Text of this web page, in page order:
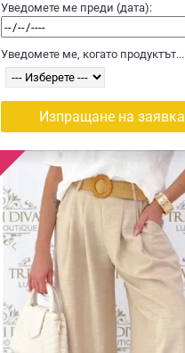
Уведомете ме преди (дата):
Уведомете ме, когато продуктът...
Изпращане на заявка